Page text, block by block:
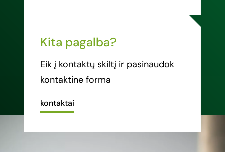
Kita pagalba?
Eik į kontaktų skiltį ir pasinaudok
kontaktine forma
kontaktai